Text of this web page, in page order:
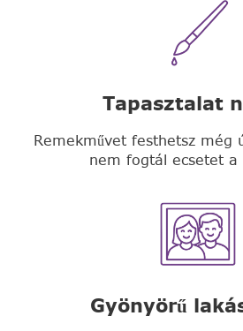
Tapasztalat
Remekművet festhetsz még
nem fogtál ecsetet a
Gyönyörű